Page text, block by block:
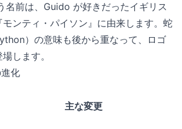
名前は、Guido が好きだったイギリス
ンティ・パイソン』に由来します。蛇
）の意味も後から重なって、ロゴ
します。
化
主な変更